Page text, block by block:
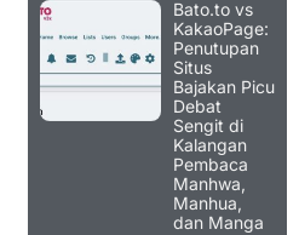
Bato.to vs
KakaoPage:
Penutupan
Situs
Bajakan Picu
Debat
Sengit di
Kalangan
Pembaca
Manhwa,
Manhua,
dan Manga